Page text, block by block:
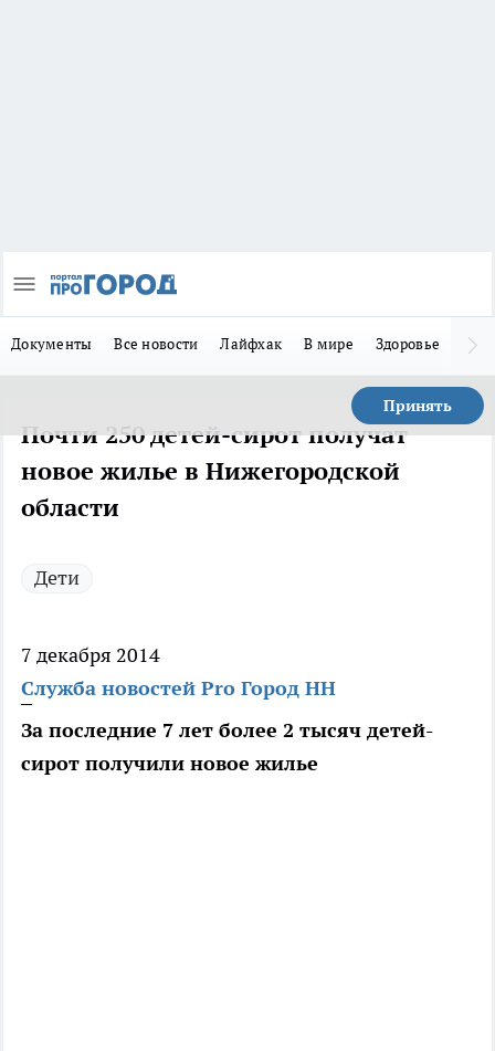
Документы Все новости Лайфхак В мире Здоровье
Принять
Почти 250 детей-сирот получат
новое жилье в Нижегородской
области
Дети
7 декабря 2014
Служба новостей Pro Город НН
За последние 7 лет более 2 тысяч детей-
сирот получили новое жилье